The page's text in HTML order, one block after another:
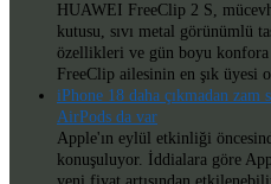
HUAWEI FreeClip 2 S,
kutusu, sıvı metal görünümlü
özellikleri ve gün boyu konfora
FreeClip ailesinin en şık üyesi
iPhone 18 daha çıkmadan
AirPods da var
Apple'ın eylül etkinliği
konuşuluyor. İddialara göre